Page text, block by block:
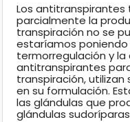
Los
parcialmente la
transpiración no se
estaríamos
termorregulación y la
antitranspirantes
transpiración,
en su formulación.
las glándulas que
glándulas